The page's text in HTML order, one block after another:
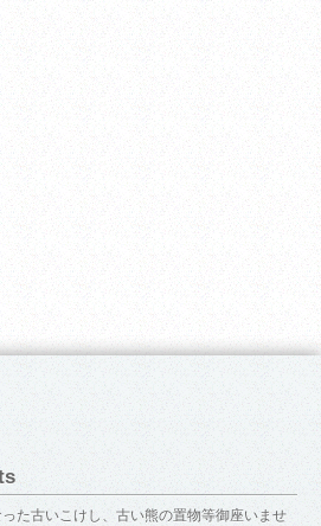
た古いこけし、古い熊の置物等御座いませ